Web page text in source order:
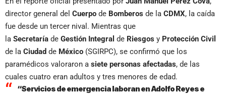
director general del Cuerpo de Bomberos de la CDMX, la caída
fue desde un tercer nival. Mientras que
la Secretaría de Gestión Integral de Riesgos y Protección Civil
de la Ciudad de México (SGIRPC), se confirmó que los
paramédicos valoraron a siete personas afectadas, de las
cuales cuatro eran adultos y tres menores de edad.
“Servicios de emergencia laboran en Adolfo Reyes e